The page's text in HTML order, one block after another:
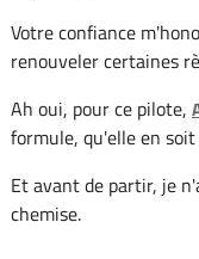
Votre confiance
renouveler certaines
Ah oui, pour ce pilote,
formule, qu'elle en
Et avant de partir, je
chemise.